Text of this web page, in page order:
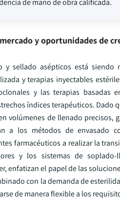
de mano de obra calificada.
y oportunidades de
sellado asépticos está
y terapias inyectables
y las terapias basadas
índices terapéuticos. Dado
volúmenes de llenado precisos,
a los métodos de envasado
farmacéuticos a realizar la
y los sistemas de soplado-
enfatizan el papel de las
con la demanda de
de manera flexible a los